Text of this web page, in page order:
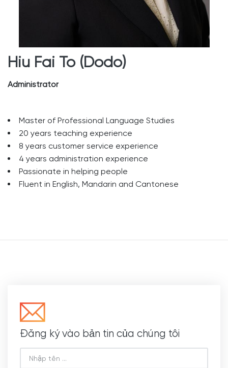
Hiu Fai To (Dodo)
Administrator
Master of Professional Language Studies
20 years teaching experience
8 years customer service experience
4 years administration experience
Passionate in helping people
Fluent in English, Mandarin and Cantonese
Đăng ký vào bản tin của chúng tôi